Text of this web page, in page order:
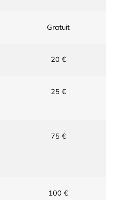
Gratuit
20 €
25 €
75 €
100 €